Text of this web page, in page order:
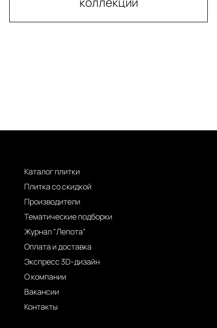
Каталог плитки
Плитка со скидкой
Производители
Тематические подборки
Журнал "Лепота"
Оплата и доставка
Экспресс 3D-дизайн
О компании
Вакансии
Контакты